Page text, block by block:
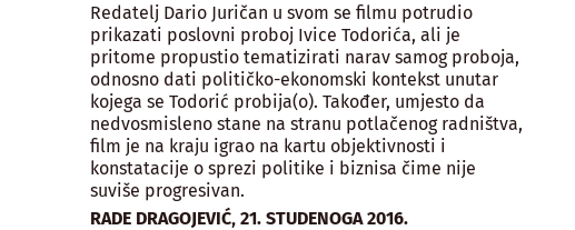
Redatelj Dario Juričan u svom se filmu potrudio
prikazati poslovni proboj Ivice Todorića, ali je
pritome propustio tematizirati narav samog proboja,
odnosno dati političko-ekonomski kontekst unutar
kojega se Todorić probija(o). Također, umjesto da
nedvosmisleno stane na stranu potlačenog radništva,
film je na kraju igrao na kartu objektivnosti i
konstatacije o sprezi politike i biznisa čime nije
suviše progresivan.
RADE DRAGOJEVIĆ, 21. STUDENOGA 2016.